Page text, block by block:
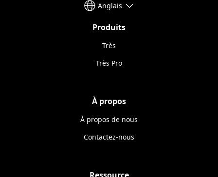
Anglais
Produits
Très
Très Pro
À propos
À propos de nous
Contactez-nous